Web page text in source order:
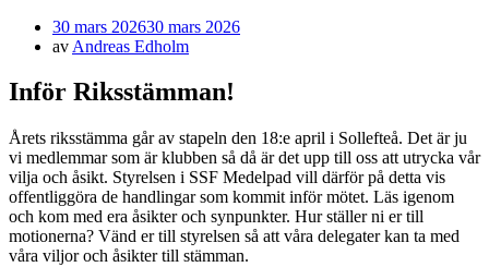
Publicerad
den
30 mars 202630 mars 2026
av Andreas Edholm
Inför Riksstämman!
Årets riksstämma går av stapeln den 18:e april i Sollefteå. Det är ju
vi medlemmar som är klubben så då är det upp till oss att utrycka vår
vilja och åsikt. Styrelsen i SSF Medelpad vill därför på detta vis
offentliggöra de handlingar som kommit inför mötet. Läs igenom
och kom med era åsikter och synpunkter. Hur ställer ni er till
motionerna? Vänd er till styrelsen så att våra delegater kan ta med
våra viljor och åsikter till stämman.